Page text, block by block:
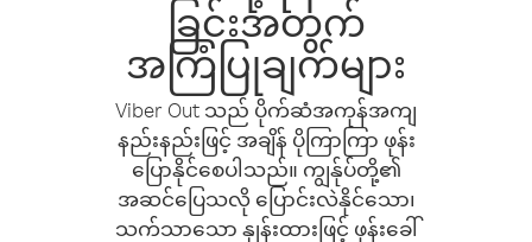
ခြင်းအတွက်
အကြံပြုချက်များ
Viber Out သည် ပိုက်ဆံအကုန်အကျ
နည်းနည်းဖြင့် အချိန် ပိုကြာကြာ ဖုန်း
ပြောနိုင်စေပါသည်။ ကျွန်ုပ်တို့၏
အဆင်ပြေသလို ပြောင်းလဲနိုင်သော၊
သက်သာသော နှုန်းထားဖြင့် ဖုန်းခေါ်